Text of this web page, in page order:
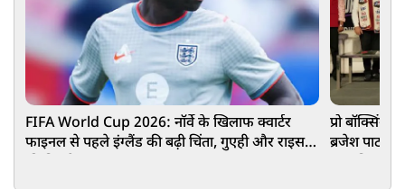
FIFA World Cup 2026: नॉर्वे के खिलाफ क्वार्टर
फाइनल से पहले इंग्लैंड की बढ़ी चिंता, गुएही और राइस
प्रो बॉक्सिंग
ब्रजेश पाठक